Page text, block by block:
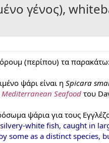
γένος),
(περίπου) τα παρακάτω:
ψάρι είναι η Spicara
Mediterranean Seafood του
ψάρια για τους
white fish, caught in
some as a distinct species,